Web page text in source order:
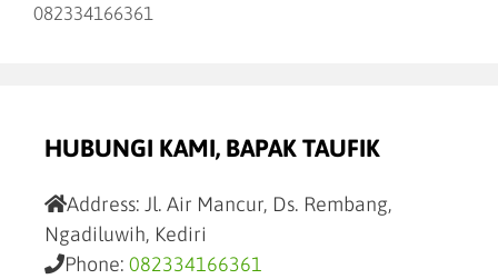
082334166361
HUBUNGI KAMI, BAPAK TAUFIK
Address: Jl. Air Mancur, Ds. Rembang,
Ngadiluwih, Kediri
Phone: 082334166361